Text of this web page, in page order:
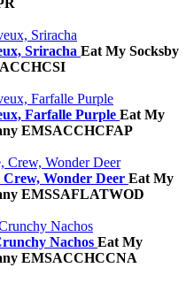
Sriracha Eat My Socksby
Farfalle Purple Eat My
EMSACCHCFAP
Wonder Deer Eat My
EMSSAFLATWOD
Nachos Eat My
EMSACCHCCNA